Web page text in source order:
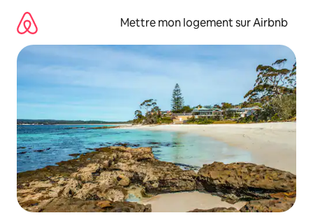
directement
contenu
Mettre mon logement sur Airbnb